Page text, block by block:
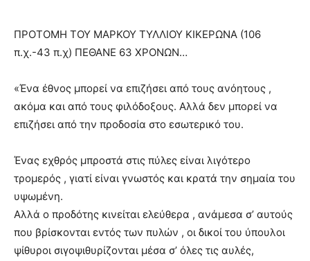
ΠΡΟΤΟΜΗ ΤΟΥ ΜΑΡΚΟΥ ΤΥΛΛΙΟΥ ΚΙΚΕΡΩΝΑ (106
π.χ.-43 π.χ) ΠΕΘΑΝΕ 63 ΧΡΟΝΩΝ…
«Ένα έθνος μπορεί να επιζήσει από τους ανόητους ,
ακόμα και από τους φιλόδοξους. Αλλά δεν μπορεί να
επιζήσει από την προδοσία στο εσωτερικό του.
Ένας εχθρός μπροστά στις πύλες είναι λιγότερο
τρομερός , γιατί είναι γνωστός και κρατά την σημαία του
υψωμένη.
Αλλά ο προδότης κινείται ελεύθερα , ανάμεσα σ’ αυτούς
που βρίσκονται εντός των πυλών , οι δικοί του ύπουλοι
ψίθυροι σιγοψιθυρίζονται μέσα σ’ όλες τις αυλές,